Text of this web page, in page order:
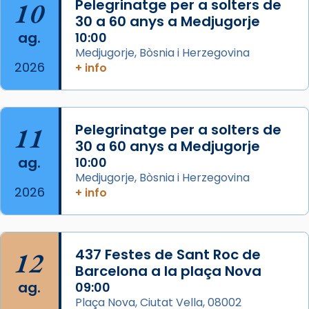
missa d’acció de gràcies en agraïment al
comitè organitzador de la visita apostòlica
del Sant Pare Lleó XIV a Barcelona, i als
col·laboradors, a la Catedral de Barcelona.
L’arquebisbe de Barcelona, el cardenal Joan
Josep Omella, ha presidit la missa i l’ha
concelebrat el bisbe auxiliar de Barcelona,
Mons. David Abadías.
📸 Dr. G. Simón
Photo
View on Facebook · Share
Arquebisbat de Barcelona
2 weeks ago
Memòria de les santes Juliana i
10
ag.
2026
Pelegrinatge per a solters de
30 a 60 anys a Medjugorje
10:00
Medjugorje, Bòsnia i Herzegovina
+ info
11
ag.
2026
Pelegrinatge per a solters de
30 a 60 anys a Medjugorje
10:00
Medjugorje, Bòsnia i Herzegovina
+ info
12
ag.
437 Festes de Sant Roc de
Barcelona a la plaça Nova
09:00
Plaça Nova, Ciutat Vella, 08002